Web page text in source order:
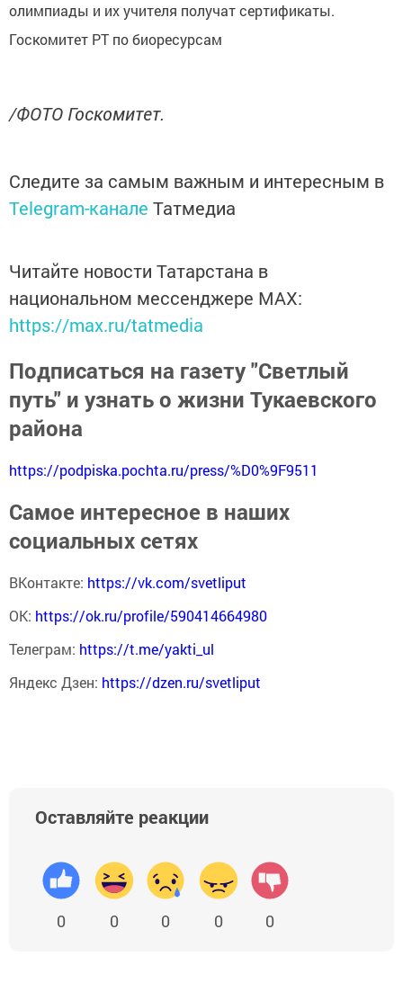
олимпиады и их учителя получат сертификаты.
Госкомитет РТ по биоресурсам
/ФОТО Госкомитет.
Следите за самым важным и интересным в
Telegram-канале Татмедиа
Читайте новости Татарстана в
национальном мессенджере MАХ:
https://max.ru/tatmedia
Подписаться на газету "Светлый
путь" и узнать о жизни Тукаевского
района
https://podpiska.pochta.ru/press/%D0%9F9511
Самое интересное в наших
социальных сетях
ВКонтакте: https://vk.com/svetliput
ОК: https://ok.ru/profile/590414664980
Телеграм: https://t.me/yakti_ul
Яндекс Дзен: https://dzen.ru/svetliput
Оставляйте реакции
0 0 0 0 0